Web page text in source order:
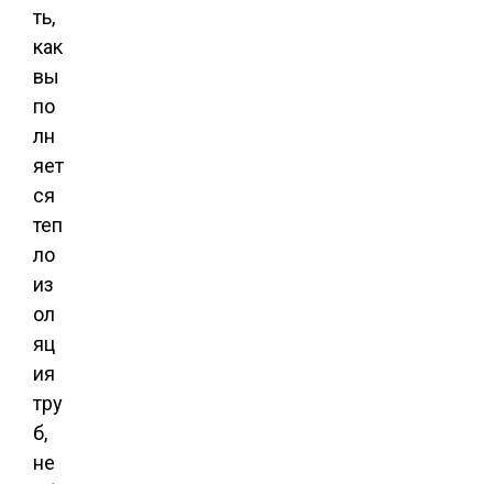
ть,
как
вы
по
лн
яет
ся
теп
ло
из
ол
яц
ия
тру
б,
не